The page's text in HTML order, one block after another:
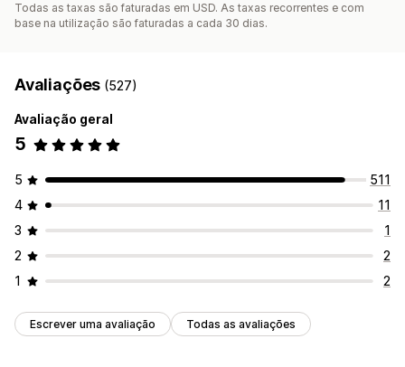
Todas as taxas são faturadas em USD. As taxas recorrentes e com
base na utilização são faturadas a cada 30 dias.
Avaliações (527)
Avaliação geral
5
5
511
4
11
3
1
2
2
1
2
Escrever uma avaliação Todas as avaliações